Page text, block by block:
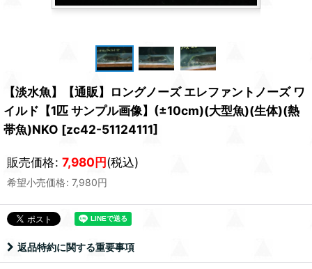
【淡水魚】【通販】ロングノーズ エレファントノーズ ワ
イルド【1匹 サンプル画像】(±10cm)(大型魚)(生体)(熱
帯魚)NKO [zc42-51124111]
販売価格: 7,980円(税込)
希望小売価格: 7,980円
返品特約に関する重要事項